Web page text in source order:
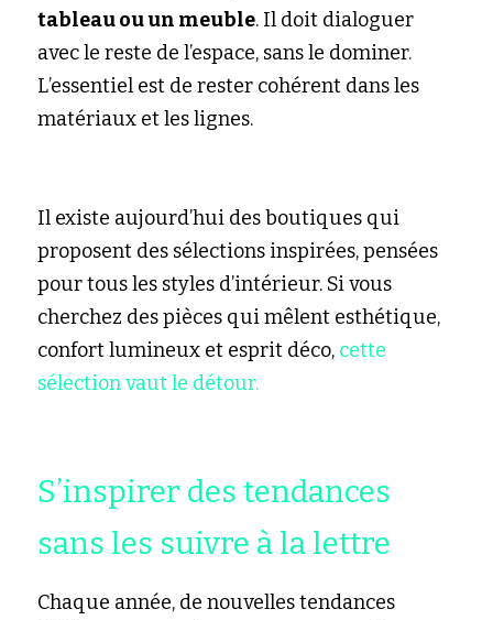
tableau ou un meuble. Il doit dialoguer
avec le reste de l’espace, sans le dominer.
L’essentiel est de rester cohérent dans les
matériaux et les lignes.
Il existe aujourd’hui des boutiques qui
proposent des sélections inspirées, pensées
pour tous les styles d’intérieur. Si vous
cherchez des pièces qui mêlent esthétique,
confort lumineux et esprit déco, cette
sélection vaut le détour.
S’inspirer des tendances
sans les suivre à la lettre
Chaque année, de nouvelles tendances